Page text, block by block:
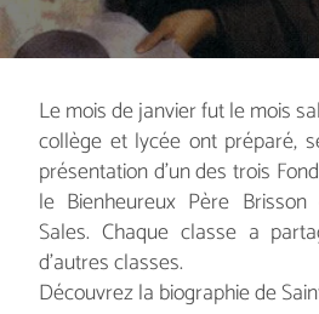
Le mois de janvier fut le mois
collège et lycée ont préparé,
présentation d'un des trois
le Bienheureux Père
Sales. Chaque classe a
d'autres classes.
Découvrez la biographie de